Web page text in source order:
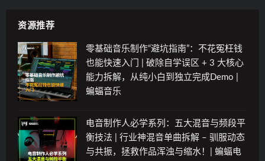
资源推荐
零基础音乐制作“避坑指南”：不花冤枉钱
也能快速入门 | 破除自学误区 + 3 大核心
能力拆解，从纯小白到独立完成Demo |
蝙蝠音乐
电音制作人必学系列：五大混音与频段平
衡技法 | 行业神混音单曲拆解 – 驯服动态
与共振，拯救作品浑浊与缩水！| 蝙蝠电